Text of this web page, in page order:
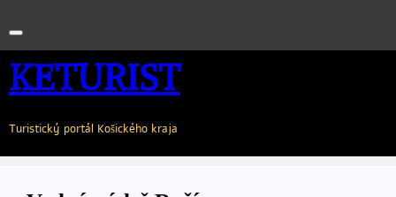
KETURIST
Turistický portál Košického kraja